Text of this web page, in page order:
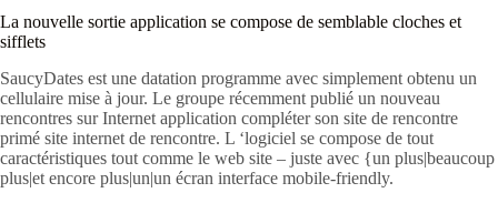
La nouvelle sortie application se compose de semblable cloches et
sifflets
SaucyDates est une datation programme avec simplement obtenu un
cellulaire mise à jour. Le groupe récemment publié un nouveau
rencontres sur Internet application compléter son site de rencontre
primé site internet de rencontre. L ‘logiciel se compose de tout
caractéristiques tout comme le web site – juste avec {un plus|beaucoup
plus|et encore plus|un|un écran interface mobile-friendly.